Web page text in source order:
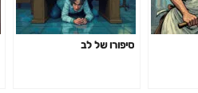
סיפורו של לב